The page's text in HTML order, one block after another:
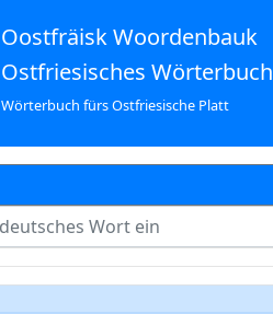
Oostfräisk Woordenbauk
Ostfriesisches Wörterbuch
Wörterbuch fürs Ostfriesische Platt